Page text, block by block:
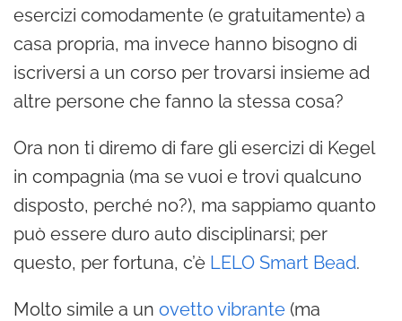
esercizi comodamente (e gratuitamente) a
casa propria, ma invece hanno bisogno di
iscriversi a un corso per trovarsi insieme ad
altre persone che fanno la stessa cosa?
Ora non ti diremo di fare gli esercizi di Kegel
in compagnia (ma se vuoi e trovi qualcuno
disposto, perché no?), ma sappiamo quanto
può essere duro auto disciplinarsi; per
questo, per fortuna, c’è LELO Smart Bead.
Molto simile a un ovetto vibrante (ma